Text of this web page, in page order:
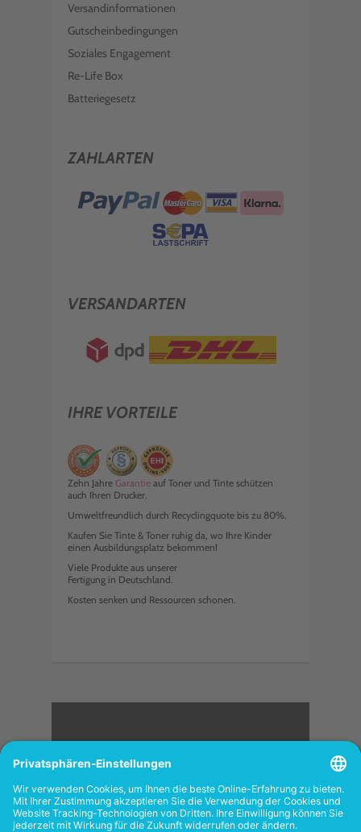
Versandinformationen
Gutscheinbedingungen
Soziales Engagement
Re-Life Box
Batteriegesetz
ZAHLARTEN
VERSANDARTEN
IHRE VORTEILE
Zehn Jahre Garantie auf Toner und Tinte schützen
auch Ihren Drucker.
Umweltfreundlich durch Recyclingquote bis zu 80%.
Kaufen Sie Tinte & Toner ruhig da, wo Ihre Kinder
einen Ausbildungsplatz bekommen!
Viele Produkte aus unserer
Fertigung in Deutschland.
Kosten senken und Ressourcen schonen.
<
FOLGEN SIE UNS